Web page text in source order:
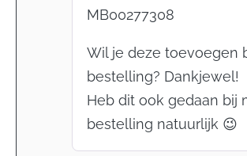
MB00277308
Wil je deze toevoegen
bestelling? Dankjewel!
Heb dit ook gedaan bij
bestelling natuurlijk 😉